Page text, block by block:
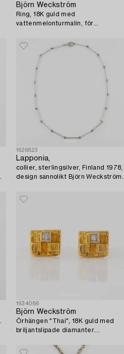
Björn Weckström
Ring, 18K guld med
vattenmelonturmalin, för
1626823
Lapponia,
collier, sterlingsilver, Finland 1978,
design sannolikt Björn Weckström.
1634086
Björn Weckström
Örhängen "Thai", 18K guld med
briljantslipade diamanter.